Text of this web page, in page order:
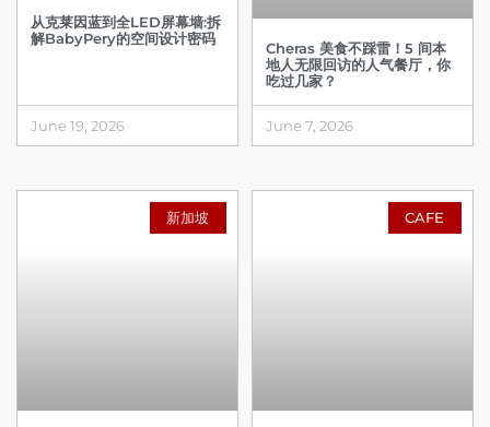
从克莱因蓝到全LED屏幕墙:拆
解BabyPery的空间设计密码
June 19, 2026
Cheras 美食不踩雷！5 间本
地人无限回访的人气餐厅，你
吃过几家？
June 7, 2026
新加坡 CAFE